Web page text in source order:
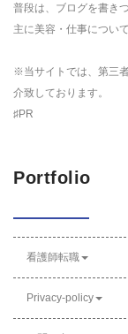
普段は、ブログを書き
主に美容・仕事につい
※当サイトでは、第三
介致しております。
♯PR
Portfolio
看護師転職
Privacy-policy